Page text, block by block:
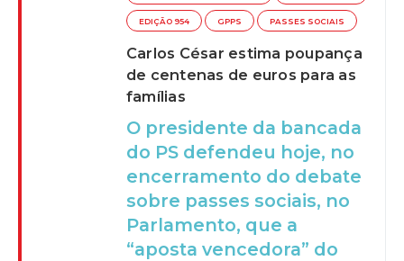
EDIÇÃO 954 GPPS PASSES SOCIAIS
Carlos César estima poupança
de centenas de euros para as
famílias
O presidente da bancada
do PS defendeu hoje, no
encerramento do debate
sobre passes sociais, no
Parlamento, que a
“aposta vencedora” do